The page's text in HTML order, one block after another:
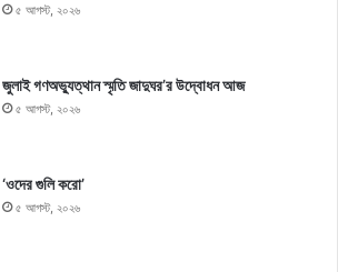
৫ আগস্ট, ২০২৬
জুলাই গণঅভ্যুত্থান স্মৃতি জাদুঘর’র উদ্বোধন আজ
৫ আগস্ট, ২০২৬
‘ওদের গুলি করো’
৫ আগস্ট, ২০২৬